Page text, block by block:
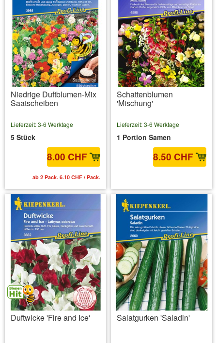
Niedrige Duftblumen-Mix
Saatscheiben
Lieferzeit: 3-6 Werktage
5 Stück
8.00 CHF
ab 2 Pack. 6.10 CHF / Pack.
Schattenblumen
'Mischung'
Lieferzeit: 3-6 Werktage
1 Portion Samen
8.50 CHF
Duftwicke 'Fire and Ice' Salatgurken 'Saladin'